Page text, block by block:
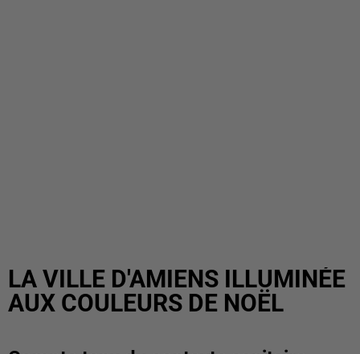
LA VILLE D'AMIENS ILLUMINÉE
AUX COULEURS DE NOËL